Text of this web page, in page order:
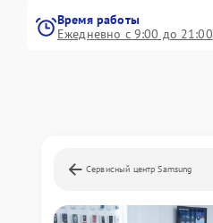
Время работы
Ежедневно с 9:00 до 21:00
Сервисный центр Samsung